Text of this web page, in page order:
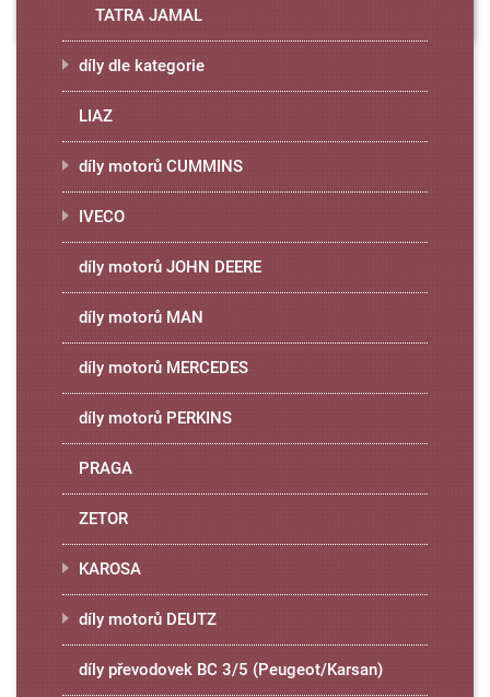
TATRA JAMAL
díly dle kategorie
LIAZ
díly motorů CUMMINS
IVECO
díly motorů JOHN DEERE
díly motorů MAN
díly motorů MERCEDES
díly motorů PERKINS
PRAGA
ZETOR
KAROSA
díly motorů DEUTZ
díly převodovek BC 3/5 (Peugeot/Karsan)